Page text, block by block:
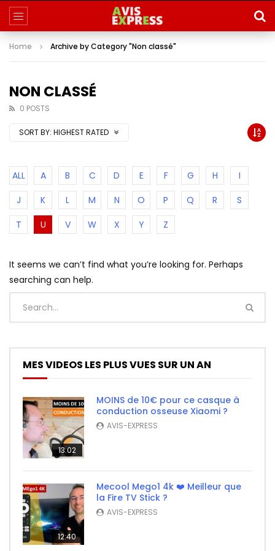
Home Archive by Category "Non classé"
NON CLASSÉ
0 POSTS
SORT BY: HIGHEST RATED
ALL A B C D E F G H
I
J
K L M N O P Q R
S
T
U V W X Y Z
It seems we can’t find what you’re looking for. Perhaps
searching can help.
MES VIDEOS LES PLUS VUES SUR UN AN
13:02
MOINS de 10€ pour ce casque à
conduction osseuse Xiaomi ?
AVIS-EXPRESS
12:40
Mecool Mego1 4k ❤️ Meilleur que
la Fire TV Stick ?
AVIS-EXPRESS